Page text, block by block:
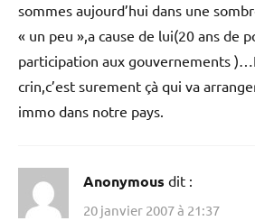
sommes aujourd’hui dans une
« un peu »,a cause de lui(20 ans de
participation aux gouvernements
crin,c’est surement çà qui va
immo dans notre pays.
Anonymous dit :
20 janvier 2007 à 21:37